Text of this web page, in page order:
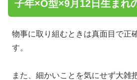
子年×O型×9月12日生まれ
物事に取り組むときは真面目で正
す。
また、細かいことを気にせず大雑